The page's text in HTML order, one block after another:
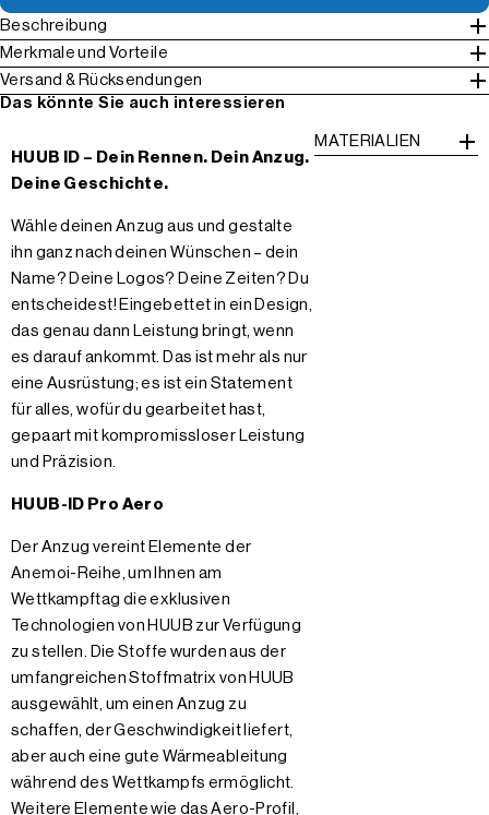
Beschreibung
Merkmale und Vorteile
Versand & Rücksendungen
Das könnte Sie auch interessieren
HUUB ID – Dein Rennen. Dein Anzug.
Deine Geschichte.
Wähle deinen Anzug aus und gestalte
ihn ganz nach deinen Wünschen – dein
Name? Deine Logos? Deine Zeiten? Du
entscheidest! Eingebettet in ein Design,
das genau dann Leistung bringt, wenn
es darauf ankommt. Das ist mehr als nur
eine Ausrüstung; es ist ein Statement
für alles, wofür du gearbeitet hast,
gepaart mit kompromissloser Leistung
und Präzision.
HUUB-ID Pro Aero
Der Anzug vereint Elemente der
Anemoi-Reihe, um Ihnen am
Wettkampftag die exklusiven
Technologien von HUUB zur Verfügung
zu stellen. Die Stoffe wurden aus der
umfangreichen Stoffmatrix von HUUB
ausgewählt, um einen Anzug zu
schaffen, der Geschwindigkeit liefert,
aber auch eine gute Wärmeableitung
während des Wettkampfs ermöglicht.
Weitere Elemente wie das Aero-Profil,
MATERIALIEN